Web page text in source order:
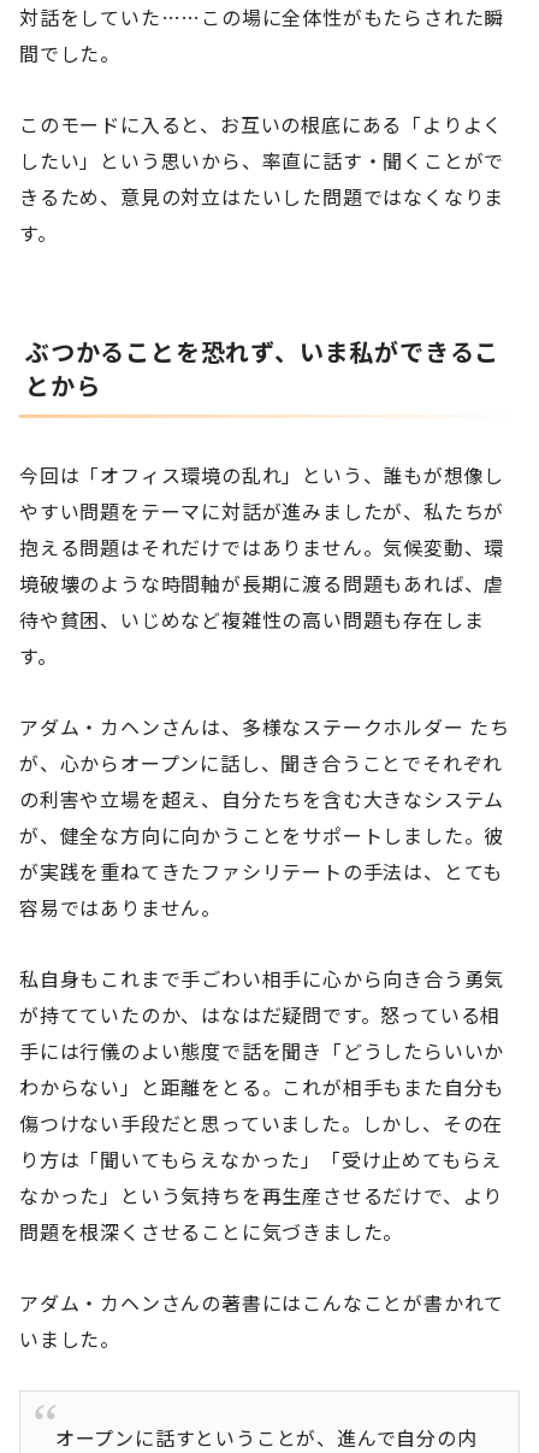
対話をしていた……この場に全体性がもたらされた瞬
間でした。
このモードに入ると、お互いの根底にある「よりよく
したい」という思いから、率直に話す・聞くことがで
きるため、意見の対立はたいした問題ではなくなりま
す。
ぶつかることを恐れず、いま私ができるこ
とから
今回は「オフィス環境の乱れ」という、誰もが想像し
やすい問題をテーマに対話が進みましたが、私たちが
抱える問題はそれだけではありません。気候変動、環
境破壊のような時間軸が長期に渡る問題もあれば、虐
待や貧困、いじめなど複雑性の高い問題も存在しま
す。
アダム・カヘンさんは、多様なステークホルダー たち
が、心からオープンに話し、聞き合うことでそれぞれ
の利害や立場を超え、自分たちを含む大きなシステム
が、健全な方向に向かうことをサポートしました。彼
が実践を重ねてきたファシリテートの手法は、とても
容易ではありません。
私自身もこれまで手ごわい相手に心から向き合う勇気
が持てていたのか、はなはだ疑問です。怒っている相
手には行儀のよい態度で話を聞き「どうしたらいいか
わからない」と距離をとる。これが相手もまた自分も
傷つけない手段だと思っていました。しかし、その在
り方は「聞いてもらえなかった」「受け止めてもらえ
なかった」という気持ちを再生産させるだけで、より
問題を根深くさせることに気づきました。
アダム・カヘンさんの著書にはこんなことが書かれて
いました。
オープンに話すということが、進んで自分の内